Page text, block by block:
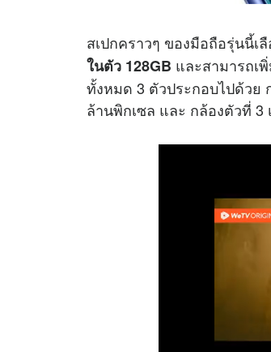
สเปกคราวๆ ของมือถือรุ่นนี้เ
ในตัว 128GB และสามารถเ
ทั้งหมด 3 ตัวประกอบไปด้วย
ล้านพิกเซล และ กล้องตัวที่ 3